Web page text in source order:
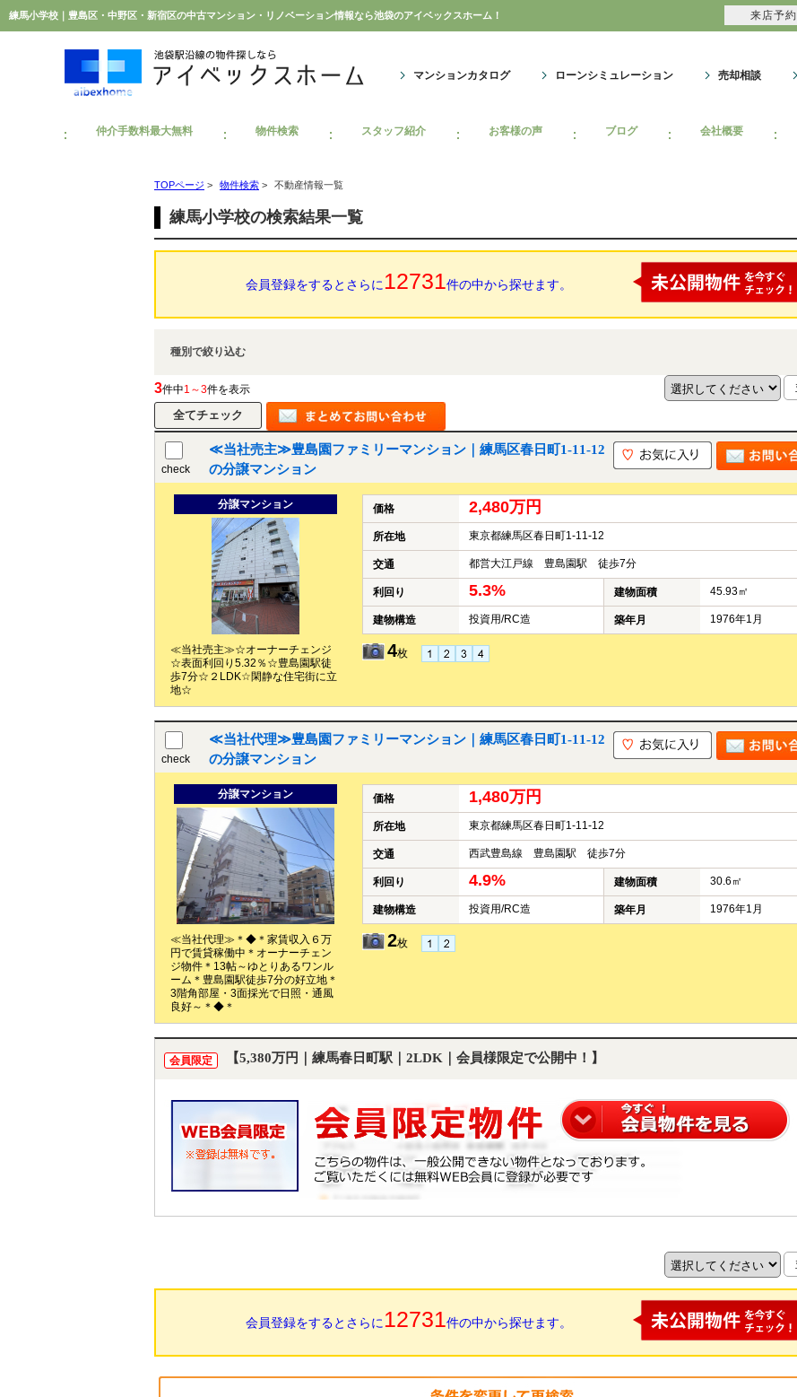
練馬小学校｜豊島区・中野区・新宿区の中古マンション・リノベーション情報なら池袋のアイベックスホーム！
マンションカタログ ローンシミュレーション 売却相談
仲介手数料最大無料 物件検索 スタッフ紹介 お客様の声 ブログ 会社概要
TOPページ > 物件検索 > 不動産情報一覧
練馬小学校の検索結果一覧
会員登録をするとさらに 12731件の中から探せます。
種別で絞り込む
3件中1～3件を表示
check
≪当社売主≫豊島園ファミリーマンション｜練馬区春日町1-11-12
の分譲マンション
分譲マンション
≪当社売主≫☆オーナーチェンジ
☆表面利回り5.32％☆豊島園駅徒
歩7分☆２LDK☆閑静な住宅街に立
地☆
価格 2,480万円
所在地 東京都練馬区春日町1-11-12
交通 都営大江戸線 豊島園駅 徒歩7分
利回り 5.3% 建物面積 45.93㎡
建物構造 投資用/RC造 築年月 1976年1月
4枚
check
≪当社代理≫豊島園ファミリーマンション｜練馬区春日町1-11-12
の分譲マンション
分譲マンション
≪当社代理≫＊◆＊家賃収入６万
円で賃貸稼働中＊オーナーチェン
ジ物件＊13帖～ゆとりあるワンル
ーム＊豊島園駅徒歩7分の好立地＊
3階角部屋・3面採光で日照・通風
良好～＊◆＊
価格 1,480万円
所在地 東京都練馬区春日町1-11-12
交通 西武豊島線 豊島園駅 徒歩7分
利回り 4.9% 建物面積 30.6㎡
建物構造 投資用/RC造 築年月 1976年1月
2枚
会員限定 【5,380万円｜練馬春日町駅｜2LDK｜会員様限定で公開中！】
会員登録をするとさらに 12731件の中から探せます。
来店予約